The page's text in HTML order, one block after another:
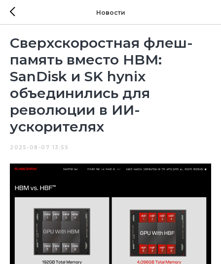
Новости
Сверхскоростная флеш-
память вместо HBM:
SanDisk и SK hynix
объединились для
революции в ИИ-
ускорителях
2025-08-07 13:55